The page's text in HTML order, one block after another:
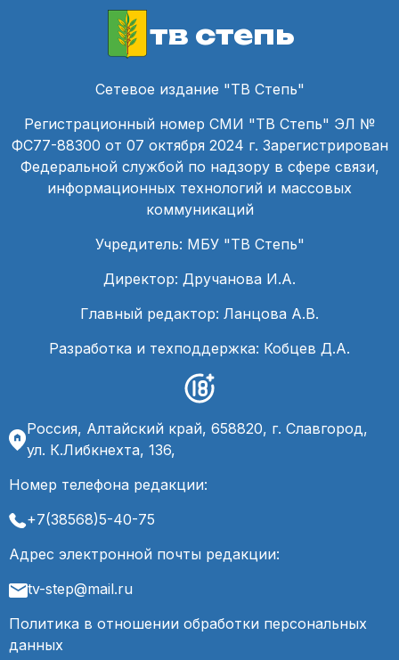
тв степь
Сетевое издание "ТВ Степь"
Регистрационный номер СМИ "ТВ Степь" ЭЛ №
ФС77-88300 от 07 октября 2024 г. Зарегистрирован
Федеральной службой по надзору в сфере связи,
информационных технологий и массовых
коммуникаций
Учредитель: МБУ "ТВ Степь"
Директор: Дручанова И.А.
Главный редактор: Ланцова А.В.
Разработка и техподдержка: Кобцев Д.А.
Россия, Алтайский край, 658820, г. Славгород,
ул. К.Либкнехта, 136,
Номер телефона редакции:
+7(38568)5-40-75
Адрес электронной почты редакции:
tv-step@mail.ru
Политика в отношении обработки персональных
данных